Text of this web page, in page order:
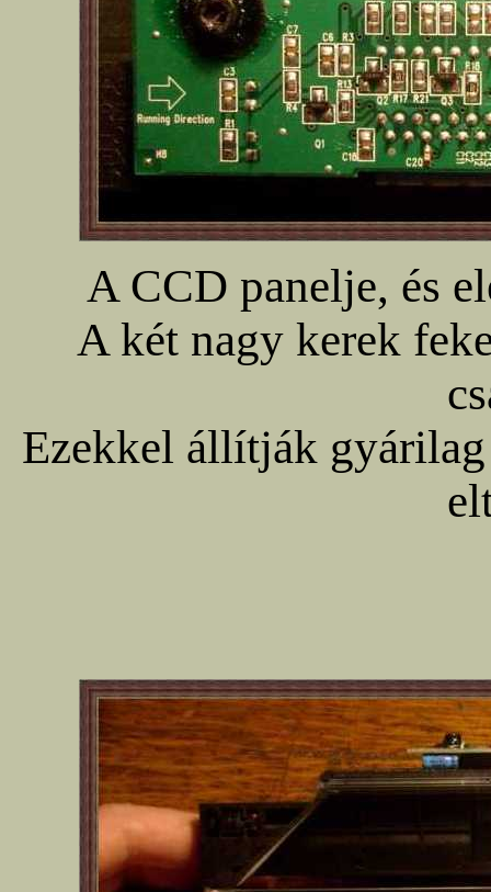
A CCD panelje, és
A két nagy kerek
Ezekkel állítják